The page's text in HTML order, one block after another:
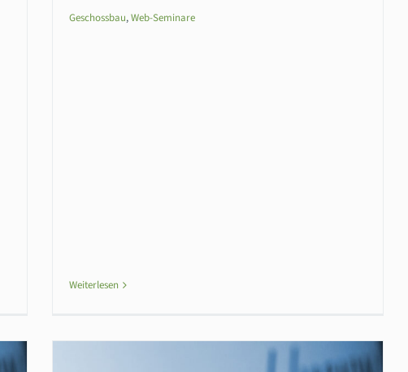
Geschossbau,Web-Seminare
Weiterlesen